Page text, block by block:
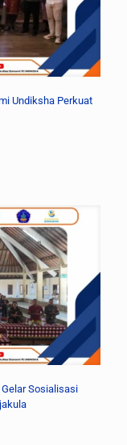
Undiksha Perkuat
Sosialisasi